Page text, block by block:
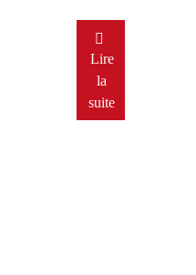
Lire
la
suite